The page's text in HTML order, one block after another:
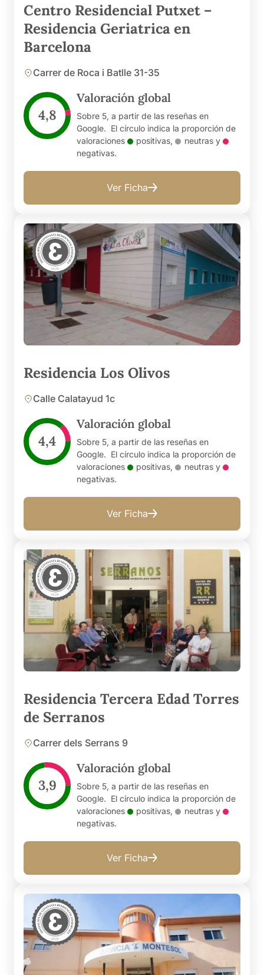
Centro Residencial Putxet –
Residencia Geriatrica en
Barcelona
Carrer de Roca i Batlle 31-35
4,8
Valoración global
Sobre 5, a partir de las reseñas en
Google. El círculo indica la proporción de
valoraciones
positivas, neutrasy
negativas.
Ver Ficha
Residencia Los Olivos
Calle Calatayud 1c
4,4
Valoración global
Sobre 5, a partir de las reseñas en
Google. El círculo indica la proporción de
valoraciones
positivas, neutrasy
negativas.
Ver Ficha
Residencia Tercera Edad Torres
de Serranos
Carrer dels Serrans 9
3,9
Valoración global
Sobre 5, a partir de las reseñas en
Google. El círculo indica la proporción de
valoraciones
positivas, neutrasy
negativas.
Ver Ficha